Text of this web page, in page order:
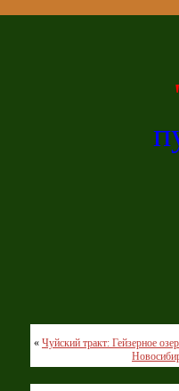
« Чуйский тракт: Гейзерное